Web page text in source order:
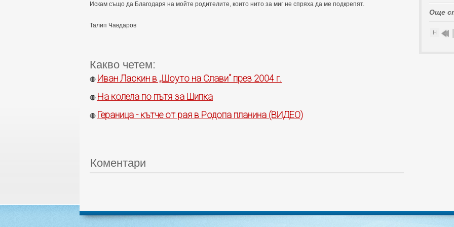
Искам също да Благодаря на мойте родителите, които нито за миг не спряха да ме подкрепят.
Талип Чавдаров
Какво четем:
🔴 Иван Ласкин в „Шоуто на Слави“ през 2004 г.
🔴 На колела по пътя за Шипка
🔴 Гераница - кътче от рая в Родопа планина (ВИДЕО)
Коментари
Още
Н